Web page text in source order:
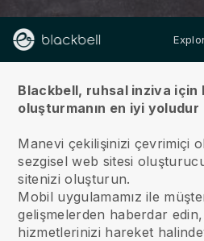
Blackbell, ruhsal inziva için
oluşturmanın en iyi yoludur
Manevi çekilişinizi çevrimiçi
sezgisel web sitesi
sitenizi oluşturun.
Mobil uygulamamız ile
gelişmelerden haberdar
hizmetlerinizi hareket